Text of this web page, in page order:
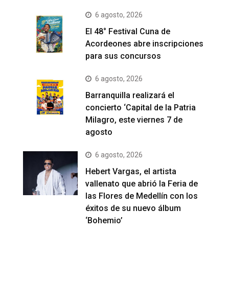
6 agosto, 2026
El 48° Festival Cuna de
Acordeones abre inscripciones
para sus concursos
6 agosto, 2026
Barranquilla realizará el
concierto ‘Capital de la Patria
Milagro, este viernes 7 de
agosto
6 agosto, 2026
Hebert Vargas, el artista
vallenato que abrió la Feria de
las Flores de Medellín con los
éxitos de su nuevo álbum
‘Bohemio’